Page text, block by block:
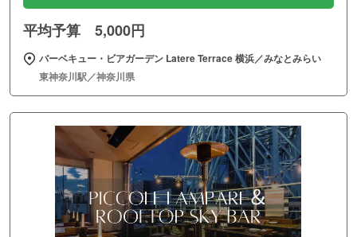
平均予算 5,000円
バーベキュー・ビアガーデン Latere Terrace 横浜／みなとみらい
東神奈川駅／神奈川県